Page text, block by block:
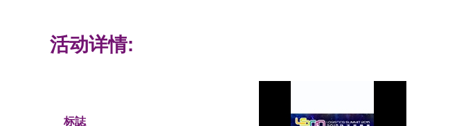
活动详情:
标誌